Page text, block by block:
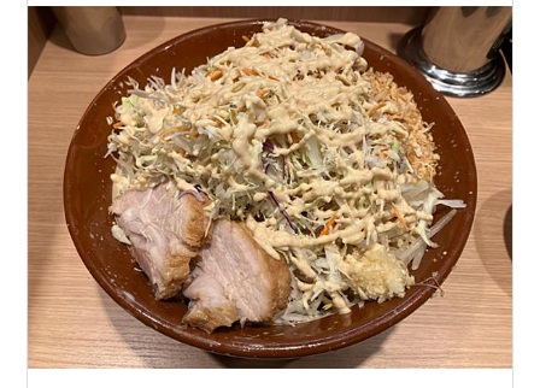
ト〜